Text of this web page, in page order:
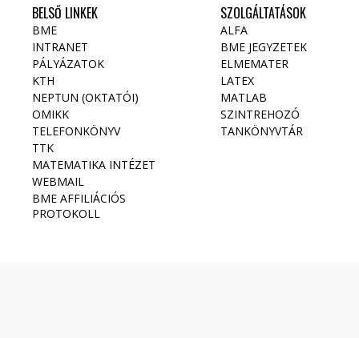
BELSŐ LINKEK
BME
INTRANET
PÁLYÁZATOK
KTH
NEPTUN (OKTATÓI)
OMIKK
TELEFONKÖNYV
TTK
MATEMATIKA INTÉZET
WEBMAIL
BME AFFILIÁCIÓS
PROTOKOLL
SZOLGÁLTATÁSOK
ALFA
BME JEGYZETEK
ELMEMATER
LATEX
MATLAB
SZINTREHOZÓ
TANKÖNYVTÁR